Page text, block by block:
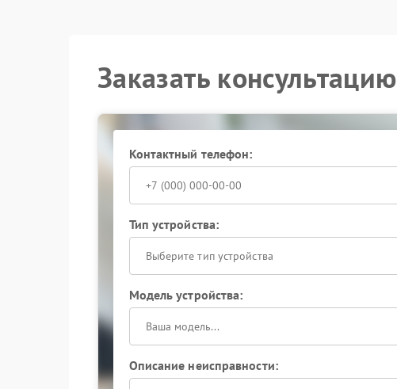
Заказать консультацию
Контактный телефон:
Тип устройства:
Выберите тип устройства
Модель устройства:
Описание неисправности: